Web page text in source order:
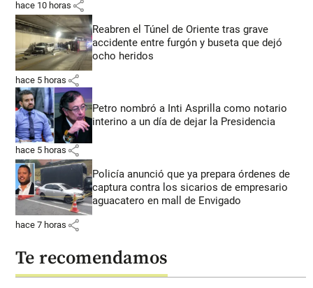
hace 10 horas share
Reabren el Túnel de Oriente tras grave
accidente entre furgón y buseta que dejó
ocho heridos
hace 5 horas share
Petro nombró a Inti Asprilla como notario
interino a un día de dejar la Presidencia
hace 5 horas share
Policía anunció que ya prepara órdenes de
captura contra los sicarios de empresario
aguacatero en mall de Envigado
hace 7 horas share
Te recomendamos